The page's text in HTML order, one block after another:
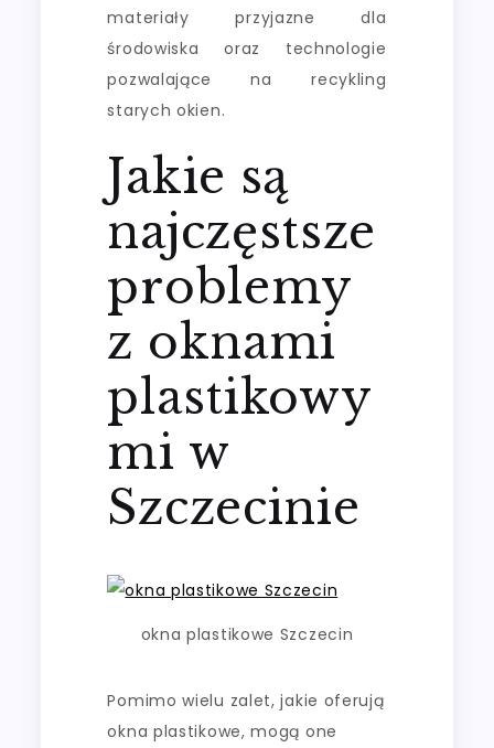
materiały przyjazne dla
środowiska oraz technologie
pozwalające na recykling
starych okien.
Jakie są
najczęstsze
problemy
z oknami
plastikowy
mi w
Szczecinie
okna plastikowe Szczecin
Pomimo wielu zalet, jakie oferują
okna plastikowe, mogą one